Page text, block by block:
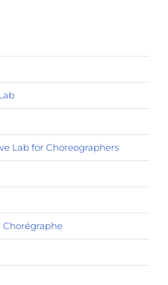
Lab for Choreographers
Chorégraphe